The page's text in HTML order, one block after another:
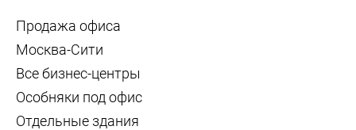
Продажа офиса
Москва-Сити
Все бизнес-центры
Особняки под офис
Отдельные здания